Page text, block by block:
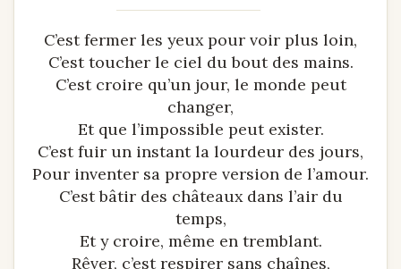
C’est fermer les yeux pour voir plus loin,
C’est toucher le ciel du bout des mains.
C’est croire qu’un jour, le monde peut
changer,
Et que l’impossible peut exister.
C’est fuir un instant la lourdeur des jours,
Pour inventer sa propre version de l’amour.
C’est bâtir des châteaux dans l’air du
temps,
Et y croire, même en tremblant.
Rêver, c’est respirer sans chaînes,